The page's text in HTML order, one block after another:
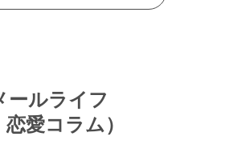
ールライフ
恋愛コラム）